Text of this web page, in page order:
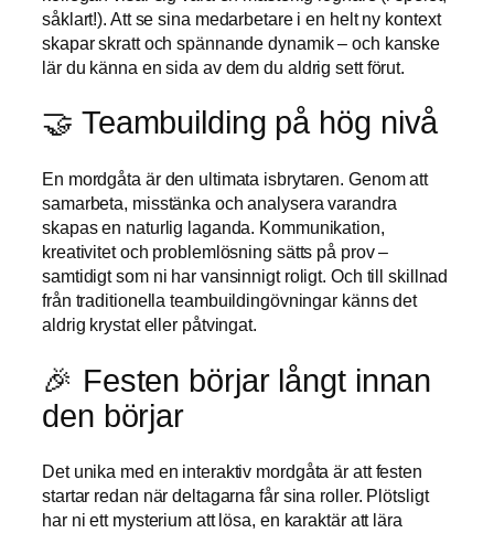
såklart!). Att se sina medarbetare i en helt ny kontext
skapar skratt och spännande dynamik – och kanske
lär du känna en sida av dem du aldrig sett förut.
🤝 Teambuilding på hög nivå
En mordgåta är den ultimata isbrytaren. Genom att
samarbeta, misstänka och analysera varandra
skapas en naturlig laganda. Kommunikation,
kreativitet och problemlösning sätts på prov –
samtidigt som ni har vansinnigt roligt. Och till skillnad
från traditionella teambuildingövningar känns det
aldrig krystat eller påtvingat.
🎉 Festen börjar långt innan
den börjar
Det unika med en interaktiv mordgåta är att festen
startar redan när deltagarna får sina roller. Plötsligt
har ni ett mysterium att lösa, en karaktär att lära